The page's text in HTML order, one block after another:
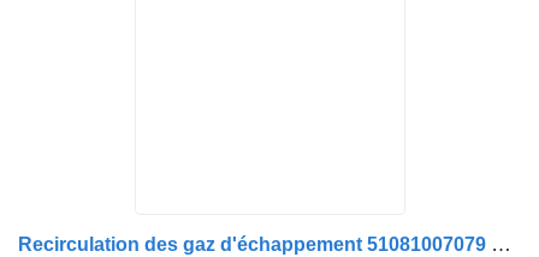
Recirculation des gaz d'échappement 51081007079 pour bus MAN LIONS CITY A78